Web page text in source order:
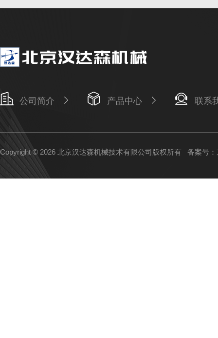
公司简介 产品中心 联系
Copyright © 2026 北京汉达森机械技术有限公司版权所有 备案号：